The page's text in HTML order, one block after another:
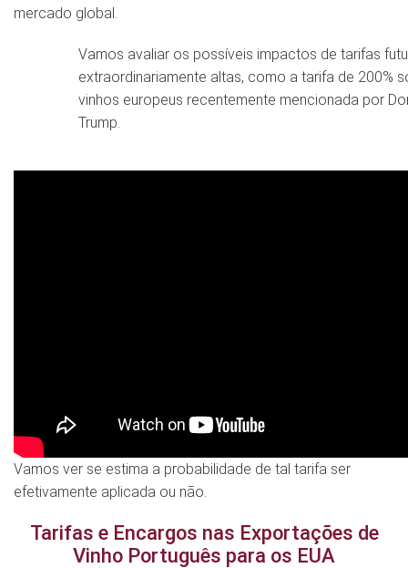
mercado global.
Vamos avaliar os possíveis impactos de tarifas
extraordinariamente altas, como a tarifa de 200%
vinhos europeus recentemente mencionada por
Trump.
Vamos ver se estima a probabilidade de tal tarifa ser
efetivamente aplicada ou não.
Tarifas e Encargos nas Exportações de
Vinho Português para os EUA